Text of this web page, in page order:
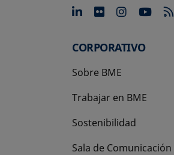
se abre en
se abre
se
CORPORATIVO
Sobre BME
Trabajar en BME
Sostenibilidad
Sala de Comunicación